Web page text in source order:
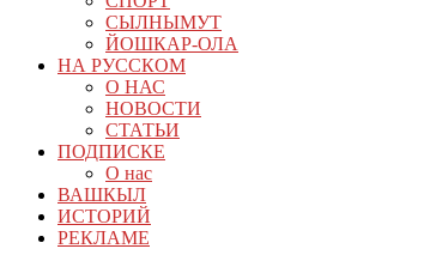
СЫЛНЫМУТ
ЙОШКАР-ОЛА
НА РУССКОМ
О НАС
НОВОСТИ
СТАТЬИ
ПОДПИСКЕ
О нас
ВАШКЫЛ
ИСТОРИЙ
РЕКЛАМЕ